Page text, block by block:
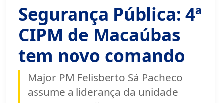
Segurança Pública: 4ª
CIPM de Macaúbas
tem novo comando
Major PM Felisberto Sá Pacheco
assume a liderança da unidade